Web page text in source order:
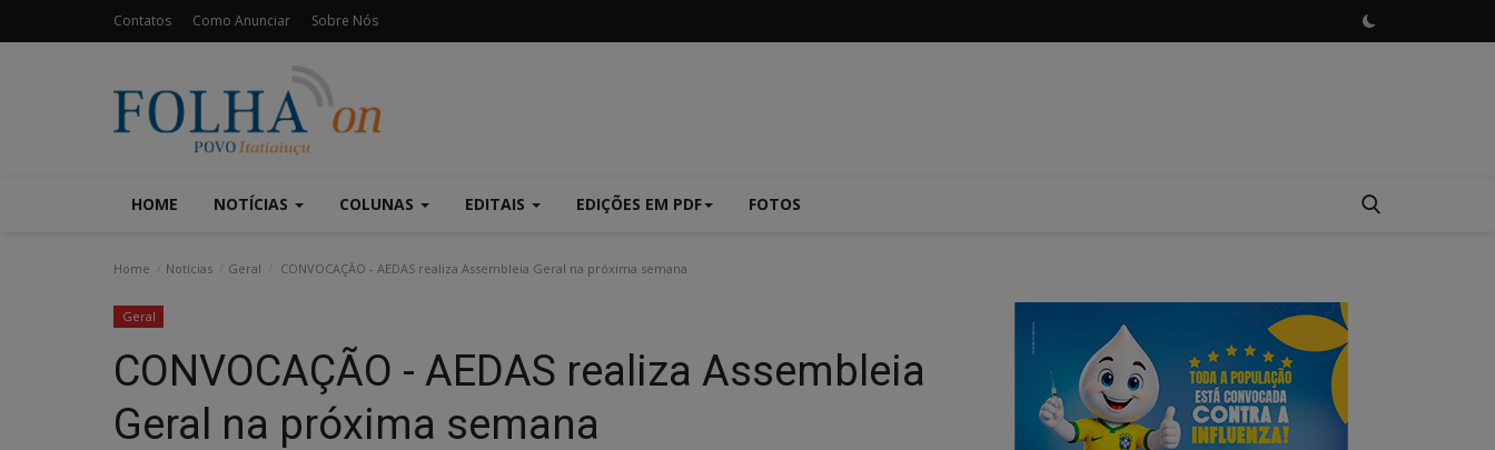
Contatos Como Anunciar Sobre Nós
HOME NOTÍCIAS COLUNAS EDITAIS EDIÇÕES EM PDF FOTOS
Home Notícias Geral CONVOCAÇÃO - AEDAS realiza Assembleia Geral na próxima semana
Geral
CONVOCAÇÃO - AEDAS realiza Assembleia
Geral na próxima semana